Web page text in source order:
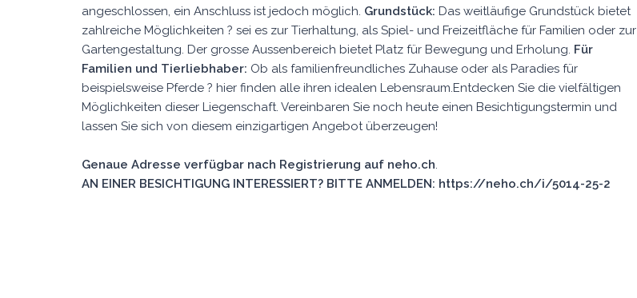
angeschlossen, ein Anschluss ist jedoch möglich. Grundstück: Das weitläufige Grundstück bietet
zahlreiche Möglichkeiten ? sei es zur Tierhaltung, als Spiel- und Freizeitfläche für Familien oder zur
Gartengestaltung. Der grosse Aussenbereich bietet Platz für Bewegung und Erholung. Für
Familien und Tierliebhaber: Ob als familienfreundliches Zuhause oder als Paradies für
beispielsweise Pferde ? hier finden alle ihren idealen Lebensraum.Entdecken Sie die vielfältigen
Möglichkeiten dieser Liegenschaft. Vereinbaren Sie noch heute einen Besichtigungstermin und
lassen Sie sich von diesem einzigartigen Angebot überzeugen!
Genaue Adresse verfügbar nach Registrierung auf neho.ch.
AN EINER BESICHTIGUNG INTERESSIERT? BITTE ANMELDEN: https://neho.ch/i/5014-25-2